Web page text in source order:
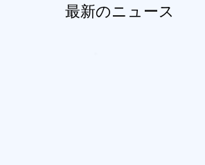
最新のニュース